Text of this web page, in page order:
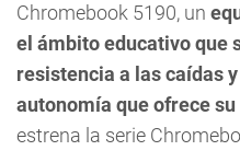
Chromebook 5190, un
el ámbito educativo que
resistencia a las caídas
autonomía que ofrece
estrena la serie